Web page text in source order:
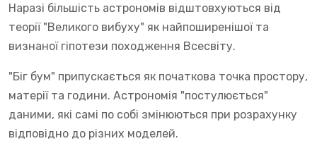
Наразі більшість астрономів відштовхуються від
теорії "Великого вибуху" як найпоширенішої та
визнаної гіпотези походження Всесвіту.
"Біг бум" припускається як початкова точка простору,
матерії та години. Астрономія "постулюється"
даними, які самі по собі змінюються при розрахунку
відповідно до різних моделей.